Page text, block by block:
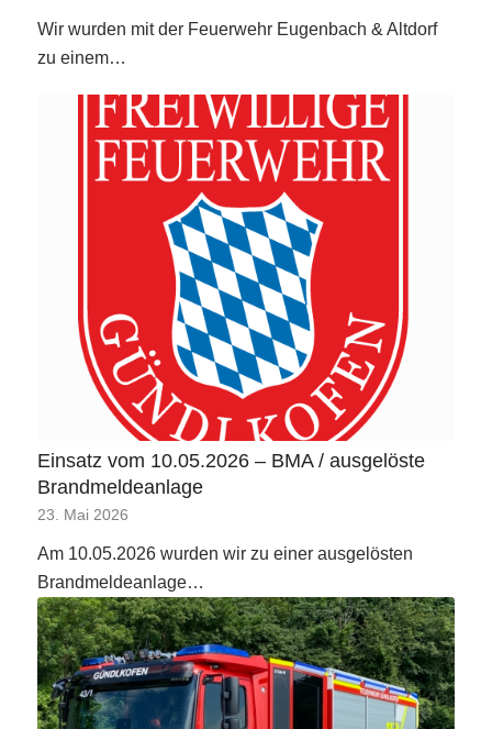
Wir wurden mit der Feuerwehr Eugenbach & Altdorf
zu einem…
Einsatz vom 10.05.2026 – BMA / ausgelöste
Brandmeldeanlage
23. Mai 2026
Am 10.05.2026 wurden wir zu einer ausgelösten
Brandmeldeanlage…